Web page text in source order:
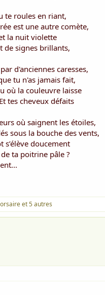
te roules en riant,
est une autre comète,
la nuit violette
de signes brillants,
d'anciennes caresses,
tu n'as jamais fait,
où la couleuvre laisse
tes cheveux défaits
où saignent les étoiles,
sous la bouche des vents,
s’élève doucement
ta poitrine pâle ?
et 5 autres